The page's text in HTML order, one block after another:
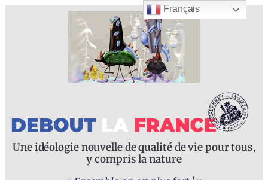
Une idéologie nouvelle de qualité de vie pour tous,
y compris la nature
Français